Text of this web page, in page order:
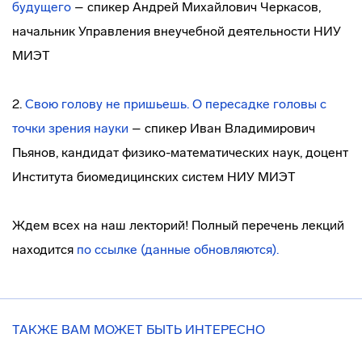
будущего – спикер Андрей Михайлович Черкасов,
начальник Управления внеучебной деятельности НИУ
МИЭТ
2. Свою голову не пришьешь. О пересадке головы с
точки зрения науки – спикер Иван Владимирович
Пьянов, кандидат физико-математических наук, доцент
Института биомедицинских систем НИУ МИЭТ
Ждем всех на наш лекторий! Полный перечень лекций
находится по ссылке (данные обновляются).
ТАКЖЕ ВАМ МОЖЕТ БЫТЬ ИНТЕРЕСНО